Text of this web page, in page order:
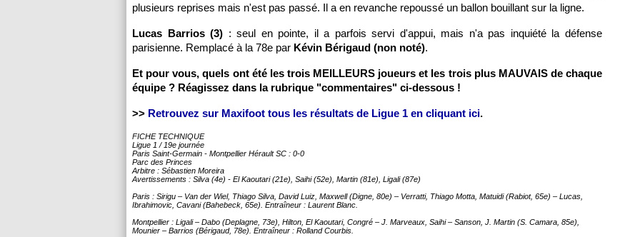
plusieurs reprises mais n'est pas passé. Il a en revanche repoussé un ballon bouillant sur la ligne.
Lucas Barrios (3) : seul en pointe, il a parfois servi d'appui, mais n'a pas inquiété la défense
parisienne. Remplacé à la 78e par Kévin Bérigaud (non noté).
Et pour vous, quels ont été les trois MEILLEURS joueurs et les trois plus MAUVAIS de chaque
équipe ? Réagissez dans la rubrique "commentaires" ci-dessous !
>> Retrouvez sur Maxifoot tous les résultats de Ligue 1 en cliquant ici.
FICHE TECHNIQUE
Ligue 1 / 19e journée
Paris Saint-Germain - Montpellier Hérault SC : 0-0
Parc des Princes
Arbitre : Sébastien Moreira
Avertissements : Silva (4e) - El Kaoutari (21e), Saihi (52e), Martin (81e), Ligali (87e)
Paris : Sirigu – Van der Wiel, Thiago Silva, David Luiz, Maxwell (Digne, 80e) – Verratti, Thiago Motta, Matuidi (Rabiot, 65e) – Lucas,
Ibrahimovic, Cavani (Bahebeck, 65e). Entraîneur : Laurent Blanc.
Montpellier : Ligali – Dabo (Deplagne, 73e), Hilton, El Kaoutari, Congré – J. Marveaux, Saihi – Sanson, J. Martin (S. Camara, 85e),
Mounier – Barrios (Bérigaud, 78e). Entraîneur : Rolland Courbis.